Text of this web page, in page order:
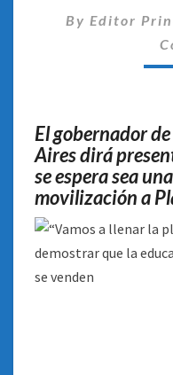
By Editor
El gobernador
Aires dirá
se espera sea
movilización a